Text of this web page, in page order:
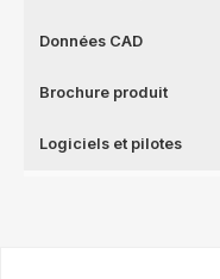
Données CAD
Brochure produit
Logiciels et pilotes